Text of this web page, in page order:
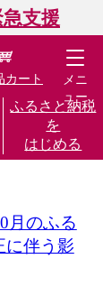
急支援
ふるさと納税
を
はじめる
カート
メニ
ュー
月のふる
に伴う影